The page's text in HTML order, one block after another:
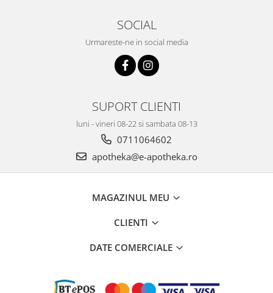
SOCIAL
Urmareste-ne in social media
SUPORT CLIENTI
luni - vineri 08-22 si sambata 08-13
0711064602
apotheka@e-apotheka.ro
MAGAZINUL MEU
CLIENTI
DATE COMERCIALE